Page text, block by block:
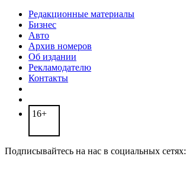
Редакционные материалы
Бизнес
Авто
Архив номеров
Об издании
Рекламодателю
Контакты
16+
Подписывайтесь на нас в социальных сетях: